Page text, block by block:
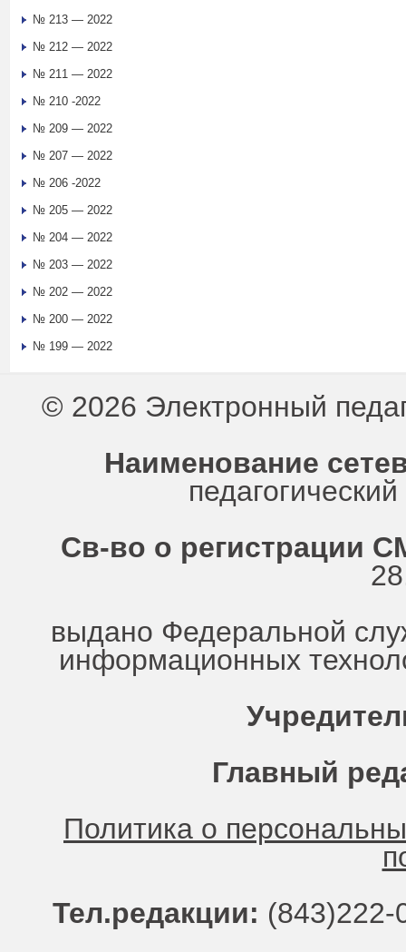
№ 213 — 2022
№ 212 — 2022
№ 211 — 2022
№ 210 -2022
№ 209 — 2022
№ 207 — 2022
№ 206 -2022
№ 205 — 2022
№ 204 — 2022
№ 203 — 2022
№ 202 — 2022
№ 200 — 2022
№ 199 — 2022
© 2026 Электронный
Наименование
Св-во о регистрации
выдано Федеральной
информационных
Главный
Политика о
Тел.редакции: